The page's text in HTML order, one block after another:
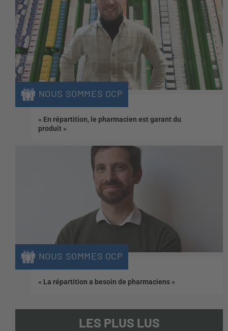
NOUS SOMMES OCP
« En répartition, le pharmacien est garant du
produit »
NOUS SOMMES OCP
« La répartition a besoin de pharmaciens »
LES PLUS LUS